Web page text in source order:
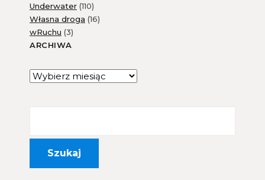
Underwater (110)
Własna droga (16)
wRuchu (3)
ARCHIWA